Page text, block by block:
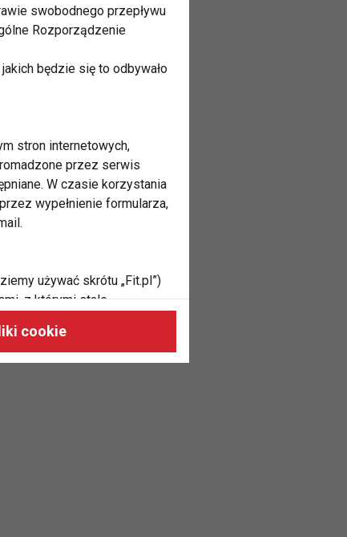
swobodnego przepływu
Rozporządzenie
będzie się to odbywało
stron internetowych,
przez serwis
W czasie korzystania
wypełnienie formularza,
używać skrótu „Fit.pl”)
z którymi stale
oraz do
odpowiadać Twoim
cookie